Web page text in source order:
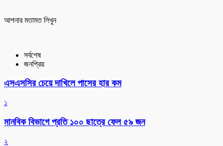
আপনার মতামত লিখুন
সর্বশেষ
জনপ্রিয়
এসএসসির চেয়ে দাখিলে পাসের হার কম
১
মানবিক বিভাগে প্রতি ১০০ ছাত্রে ফেল ৫৯ জন
২